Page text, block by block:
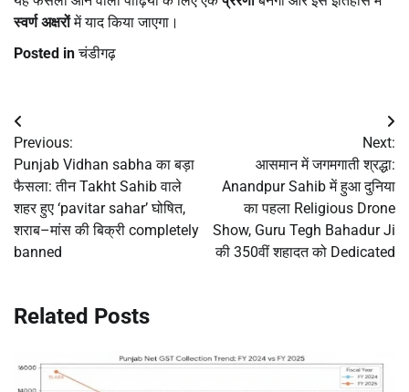
स्वर्ण अक्षरोंमें याद किया जाएगा।
Posted inचंडीगढ़
Post
navigation
Previous:
Punjab Vidhan sabha का बड़ा
फैसला: तीन Takht Sahib वाले
शहर हुए ‘pavitar sahar’ घोषित,
शराब–मांस की बिक्री completely
banned
Next:
आसमान में जगमगाती श्रद्धा:
Anandpur Sahib में हुआ दुनिया
का पहला Religious Drone
Show, Guru Tegh Bahadur Ji
की 350वीं शहादत को Dedicated
Related Posts